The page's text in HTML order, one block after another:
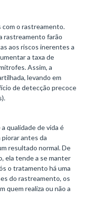
o rastreamento.
rastreamento farão
aos riscos inerentes a
a taxa de
Assim, a
levando em
de detecção precoce
qualidade de vida é
antes da
resultado normal. De
ela tende a se manter
o tratamento há uma
do rastreamento, os
quem realiza ou não a